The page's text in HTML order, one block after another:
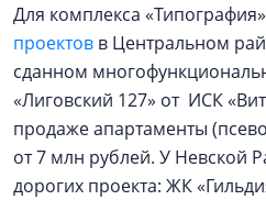
Для комплекса
проектов в Центральном
сданном
«Лиговский 127» от ИСК
продаже апартаменты
от 7 млн рублей. У Невской
дорогих проекта: ЖК